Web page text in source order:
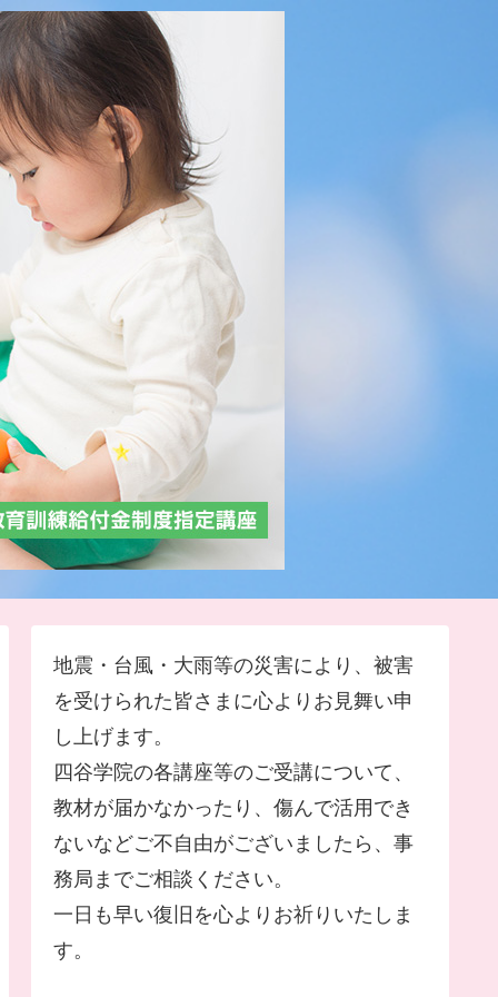
地震・台風・大雨等の災害により、被害
を受けられた皆さまに心よりお見舞い申
し上げます。
四谷学院の各講座等のご受講について、
教材が届かなかったり、傷んで活用でき
ないなどご不自由がございましたら、事
務局までご相談ください。
一日も早い復旧を心よりお祈りいたしま
す。